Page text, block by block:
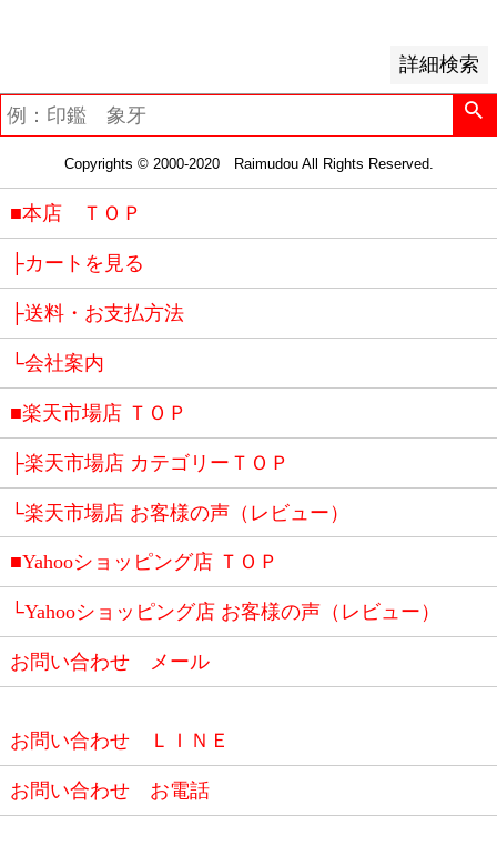
詳細検索
Copyrights © 2000-2020 Raimudou All Rights Reserved.
■本店 ＴＯＰ
├カートを見る
├送料・お支払方法
└会社案内
■楽天市場店 ＴＯＰ
├楽天市場店 カテゴリーＴＯＰ
└楽天市場店 お客様の声（レビュー）
■Yahooショッピング店 ＴＯＰ
└Yahooショッピング店 お客様の声（レビュー）
お問い合わせ メール
お問い合わせ ＬＩＮＥ
お問い合わせ お電話